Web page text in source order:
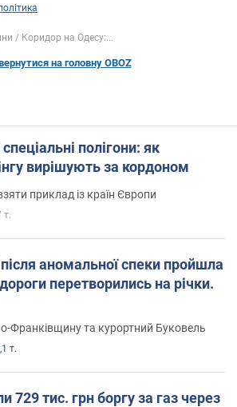
Коридор на Одесу:...
на головну OBOZ
полігони: як
вирішують за кордоном
приклад із країн Європи
т.
аномальної спеки пройшла
перетворились на річки.
Франківщину та курортний Буковель
т.
729 тис. грн боргу за газ через